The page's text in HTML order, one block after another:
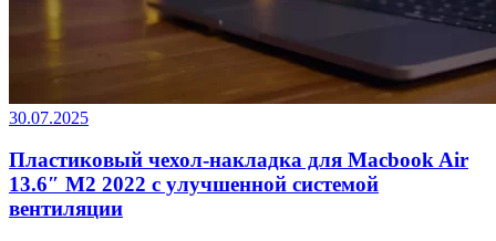
30.07.2025
Пластиковый чехол-накладка для Macbook Air
13.6″ M2 2022 с улучшенной системой
вентиляции